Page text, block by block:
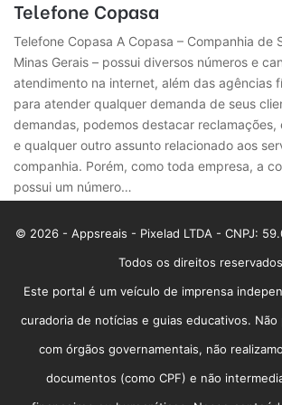
Telefone Copasa
Telefone Copasa A Copasa – Companhia de
Minas Gerais – possui diversos números e
atendimento na internet, além das agências
para atender qualquer demanda de seus
demandas, podemos destacar reclamações,
e qualquer outro assunto relacionado aos
companhia. Porém, como toda empresa, a
possui um número…
© 2026 - Appsreais - Pixelad LTDA - CNPJ:
Todos os direitos
Este portal é um veículo de imprensa
curadoria de notícias e guias educativos. Não
com órgãos governamentais, não
documentos (como CPF) e não